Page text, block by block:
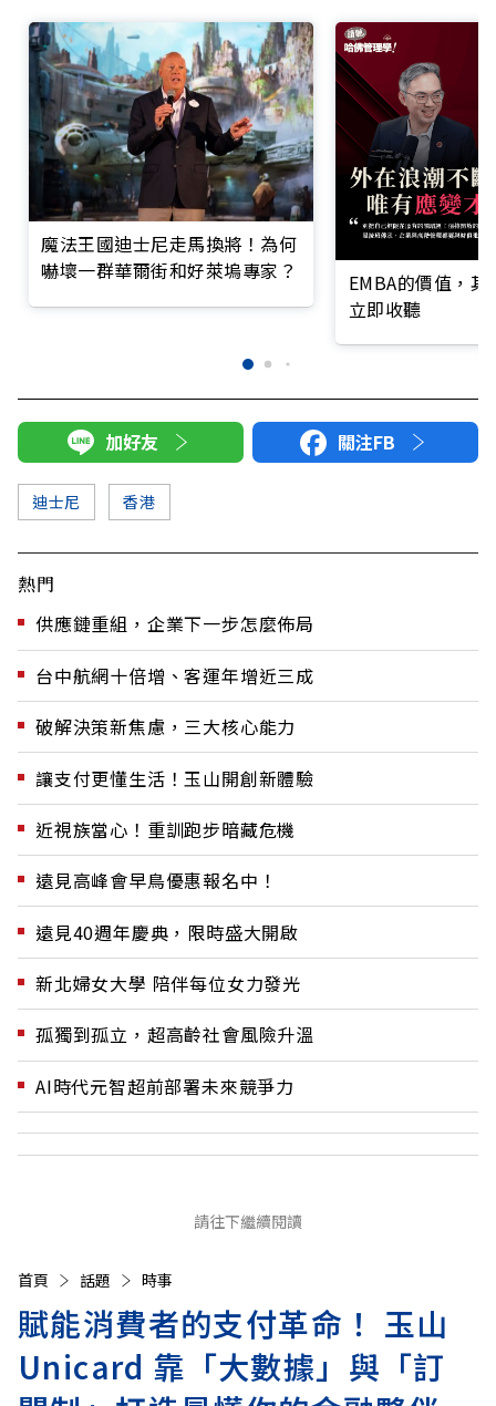
魔法王國迪士尼走馬換將！為何
嚇壞一群華爾街和好萊塢專家？
EMBA的價值，
立即收聽
加好友 關注FB
迪士尼 香港
熱門
供應鏈重組，企業下一步怎麼佈局
台中航網十倍增、客運年增近三成
破解決策新焦慮，三大核心能力
讓支付更懂生活！玉山開創新體驗
近視族當心！重訓跑步暗藏危機
遠見高峰會早鳥優惠報名中！
遠見40週年慶典，限時盛大開啟
新北婦女大學 陪伴每位女力發光
孤獨到孤立，超高齡社會風險升溫
AI時代元智超前部署未來競爭力
請往下繼續閱讀
首頁 話題 時事
賦能消費者的支付革命！ 玉山
Unicard 靠「大數據」與「訂